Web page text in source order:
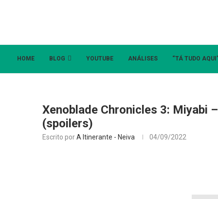
HOME BLOG YOUTUBE ANÁLISES “TÁ TUDO
Xenoblade Chronicles 3: Miyabi
(spoilers)
Escrito porA Itinerante - Neiva 04/09/2022